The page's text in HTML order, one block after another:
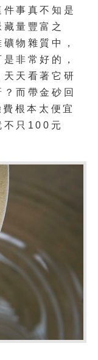
事真不知是
量豐富之
物雜質中，
非常好的，
天看著它研
而帶金砂回
根本太便宜
不只100元